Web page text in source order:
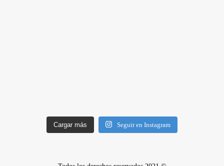
Cargar más Seguir en Instagram